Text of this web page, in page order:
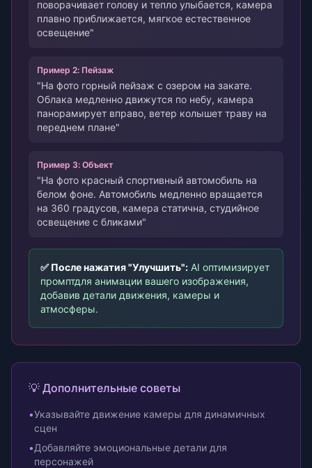
поворачивает голову и тепло улыбается, камера
плавно приближается, мягкое естественное
освещение"
Пример 2: Пейзаж
"На фото горный пейзаж с озером на закате.
Облака медленно движутся по небу, камера
панорамирует вправо, ветер колышет траву на
переднем плане"
Пример 3: Объект
"На фото красный спортивный автомобиль на
белом фоне. Автомобиль медленно вращается
на 360 градусов, камера статична, студийное
освещение с бликами"
✅ После нажатия "Улучшить": AI оптимизирует
промптдля анимации вашего изображения,
добавив детали движения, камеры и
атмосферы.
💡 Дополнительные советы
•Указывайте движение камеры для динамичных
сцен
•Добавляйте эмоциональные детали для
персонажей